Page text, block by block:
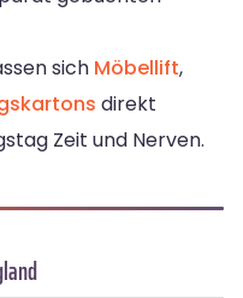
sich Möbellift,
direkt
Zeit und Nerven.